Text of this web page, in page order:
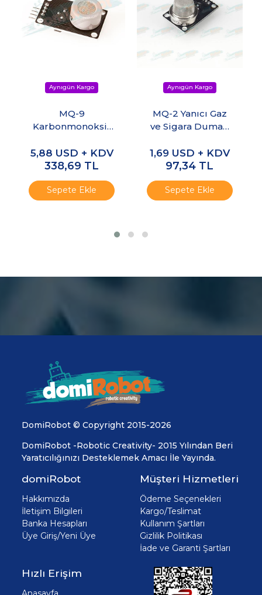
MQ-9
Karbonmonoksit
Algılayıcı Sensör
Modülü
5,88 USD + KDV
338,69 TL
Sepete Ekle
MQ-2 Yanıcı Gaz
ve Sigara Duman
1,69 USD + KDV
97,34 TL
Sepete Ekle
DomiRobot © Copyright 2015-2026
DomiRobot -Robotic Creativity- 2015 Yılından Beri
Yaratıcılığınızı Desteklemek Amacı İle Yayında.
domiRobot
Hakkımızda
İletişim Bilgileri
Banka Hesapları
Üye Giriş/Yeni Üye
Müşteri Hizmetleri
Ödeme Seçenekleri
Kargo/Teslimat
Kullanım Şartları
Gizlilik Politikası
İade ve Garanti Şartları
Hızlı Erişim